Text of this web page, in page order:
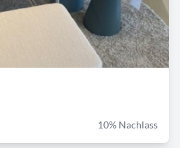
10% Nachlass